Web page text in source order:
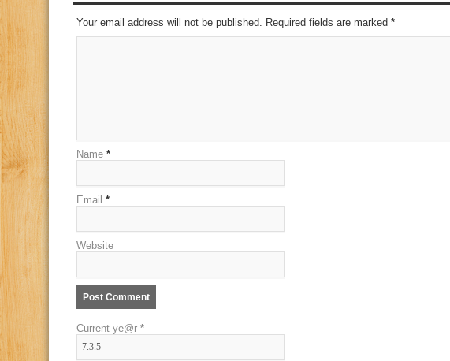
Your email address will not be published. Required fields are marked *
Name *
Email *
Website
Current ye@r *